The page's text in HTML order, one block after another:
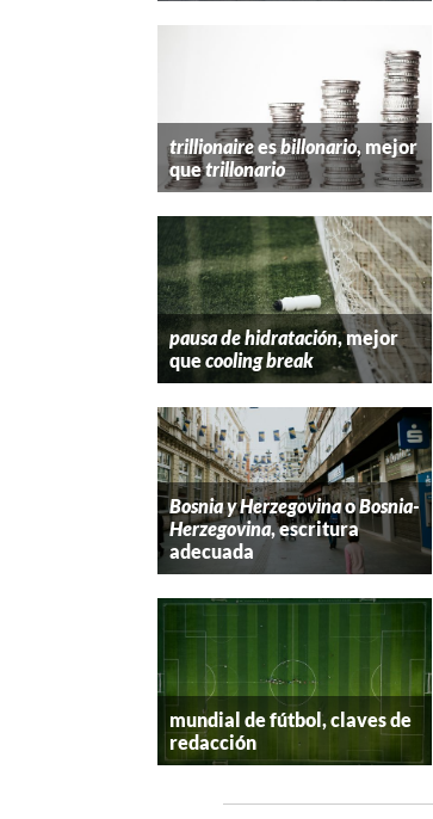
trillionaireesbillonario, mejor
quetrillonario
pausa de hidratación, mejor
quecooling break
Bosnia y HerzegovinaoBosnia-
Herzegovina, escritura
adecuada
mundial de fútbol, claves de
redacción